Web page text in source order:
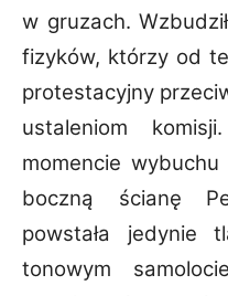
w gruzach.
fizyków, którzy od
protestacyjny
ustaleniom
momencie
boczną ścianę
powstała
tonowym